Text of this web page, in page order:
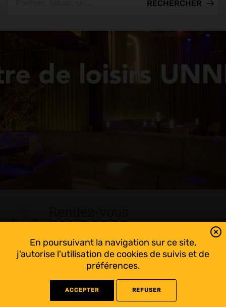
En poursuivant la navigation sur ce site,
j'autorise l'utilisation de cookies de suivis et de
préférences.
ACCEPTER REFUSER
Tout suivre sur l’Andorre!
Facebook